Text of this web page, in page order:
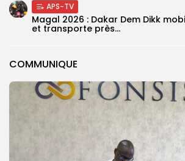
COMMUNIQUE
APS-TV
Magal 2026 : Dakar Dem Dikk
et transporte près...